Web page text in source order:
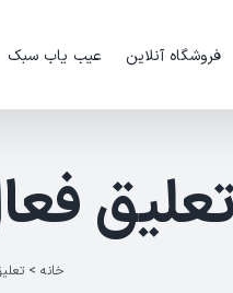
فروشگاه آنلاین عیب یاب سبک
خانه >